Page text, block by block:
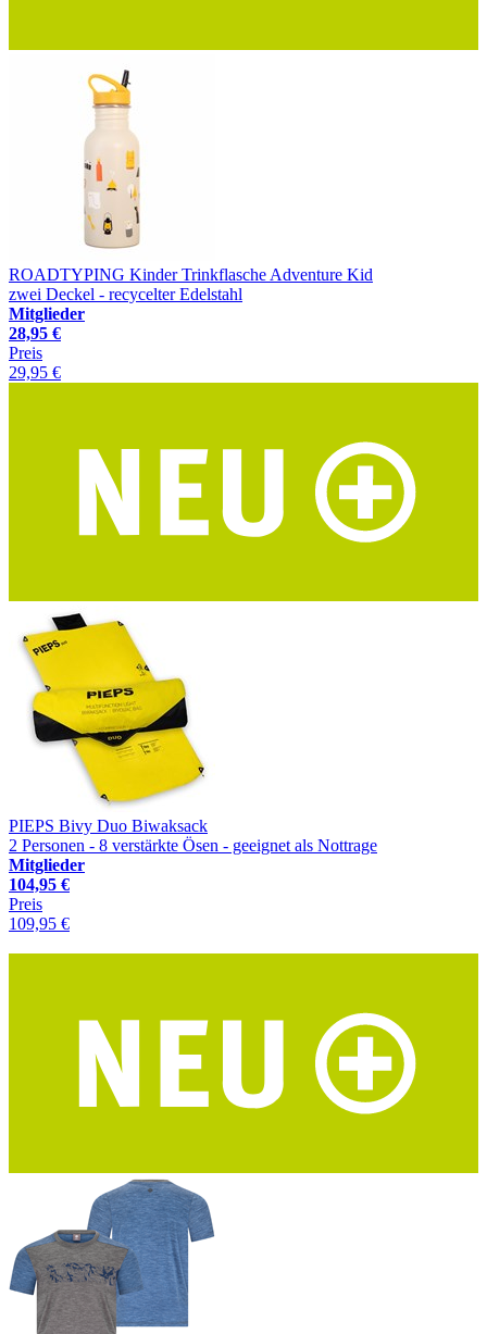
ROADTYPING Kinder Trinkflasche Adventure Kid
zwei Deckel - recycelter Edelstahl
Mitglieder
28,95 €
Preis
29,95 €
PIEPS Bivy Duo Biwaksack
2 Personen - 8 verstärkte Ösen - geeignet als Nottrage
Mitglieder
104,95 €
Preis
109,95 €